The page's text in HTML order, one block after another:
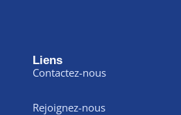
Liens
Contactez-nous
Rejoignez-nous